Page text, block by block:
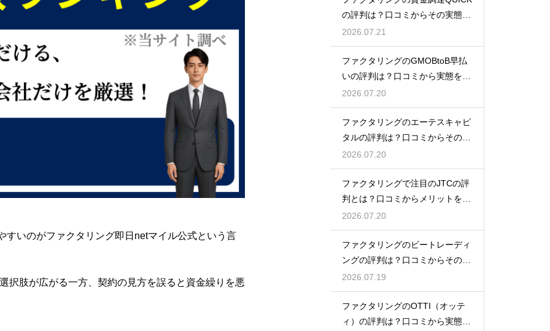
いのがファクタリング即日netマイル公式という言
択肢が広がる一方、契約の見方を誤ると資金繰りを悪
の評判は？口コミからその実態を
徹底解説
2026.07.21
ファクタリングのGMOBtoB早払
いの評判は？口コミから実態を徹
底解説
2026.07.20
ファクタリングのエーテスキャピ
タルの評判は？口コミからその実
態を徹底解説
2026.07.20
ファクタリングで注目のJTCの評
判とは？口コミからメリットを徹
底解説
2026.07.20
ファクタリングのビートレーディ
ングの評判は？口コミからその実
態を徹底解説
2026.07.19
ファクタリングのOTTI（オッテ
ィ）の評判は？口コミから実態を